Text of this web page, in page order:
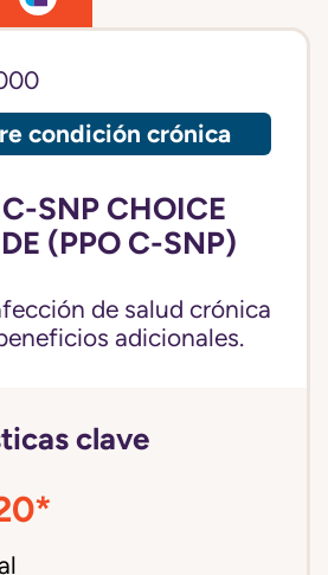
condición crónica
SNP CHOICE
(PPO C-SNP)
de salud crónica
adicionales.
clave